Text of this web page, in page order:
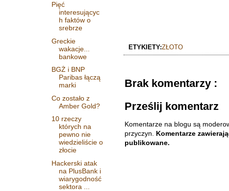
ETYKIETY:ZŁOTO
Brak komentarzy :
Prześlij komentarz
Komentarze na blogu są
przyczyn. Komentarze
publikowane.
Pięć
interesującyc
h faktów o
srebrze
Greckie
wakacje...
bankowe
BGŻ i BNP
Paribas łączą
marki
Co zostało z
Amber Gold?
10 rzeczy
których na
pewno nie
wiedzieliście o
złocie
Hackerski atak
na PlusBank i
wiarygodność
sektora ...